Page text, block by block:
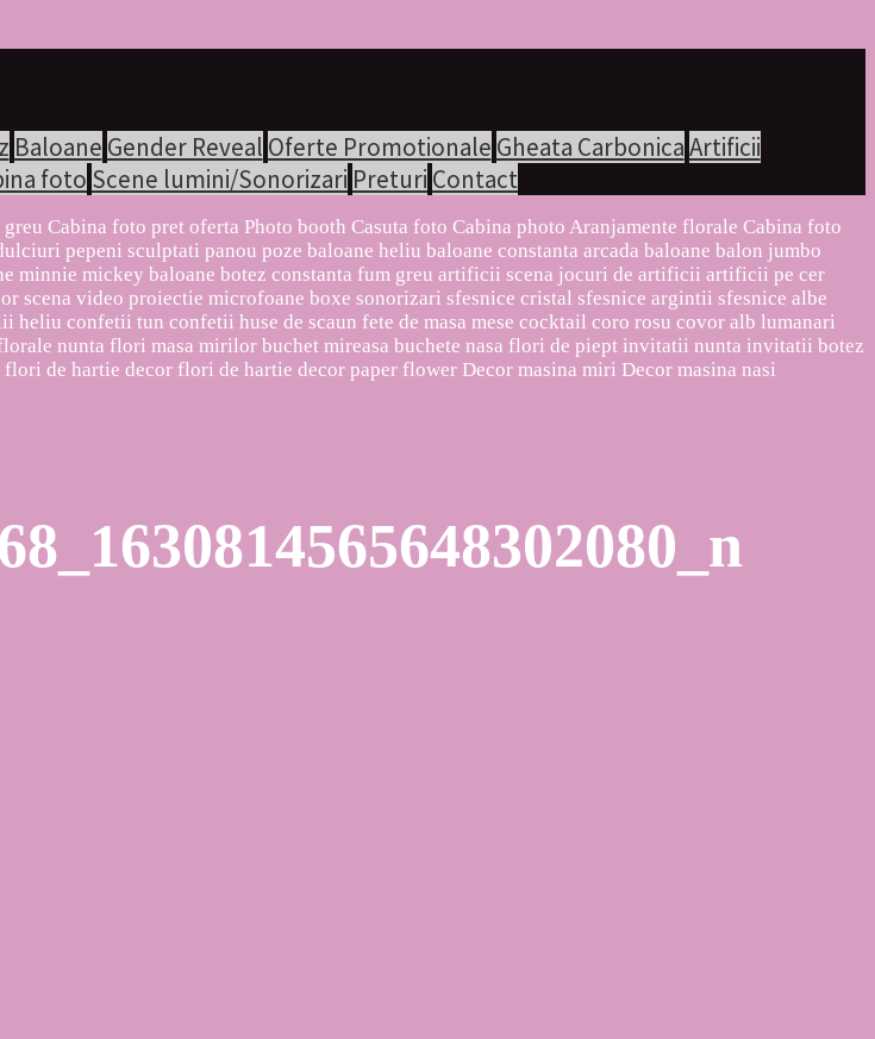
Baloane Gender Reveal Oferte Promotionale Gheata CarbonicaArtificii
foto Scene lumini/Sonorizari Preturi Contact